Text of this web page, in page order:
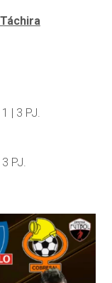
| 3 PJ.
PJ.